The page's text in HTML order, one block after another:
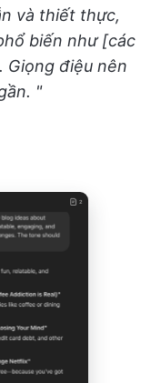
và thiết thực,
biến như [các
Giọng điệu nên
"